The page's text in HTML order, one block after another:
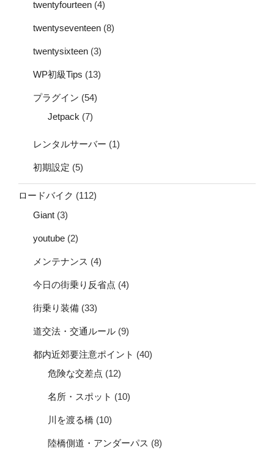
twentyfourteen (4)
twentyseventeen (8)
twentysixteen (3)
WP初級Tips (13)
プラグイン (54)
Jetpack (7)
レンタルサーバー (1)
初期設定 (5)
ロードバイク (112)
Giant (3)
youtube (2)
メンテナンス (4)
今日の街乗り反省点 (4)
街乗り装備 (33)
道交法・交通ルール (9)
都内近郊要注意ポイント (40)
危険な交差点 (12)
名所・スポット (10)
川を渡る橋 (10)
陸橋側道・アンダーパス (8)